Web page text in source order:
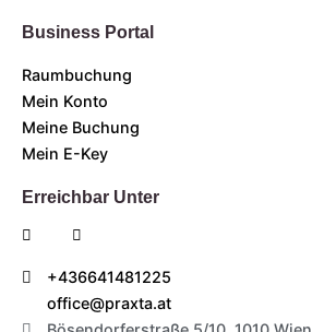
Business Portal
Raumbuchung
Mein Konto
Meine Buchung
Mein E-Key
Erreichbar Unter
+436641481225
office@praxta.at